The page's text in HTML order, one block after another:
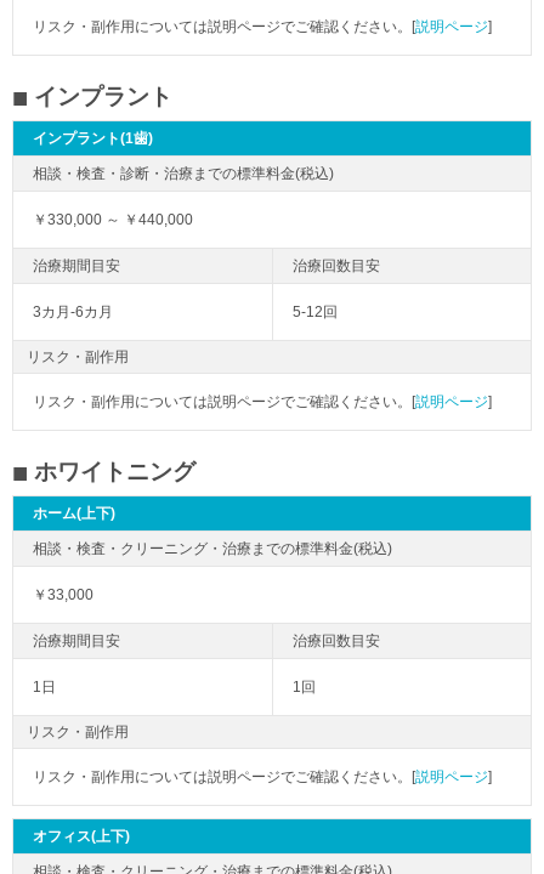
リスク・副作用については説明ページでご確認ください。[説明ページ]
インプラント
インプラント(1歯)
￥330,000 ～ ￥440,000
3カ月-6カ月 5-12回
リスク・副作用
リスク・副作用については説明ページでご確認ください。[説明ページ]
ホワイトニング
ホーム(上下)
￥33,000
1日 1回
リスク・副作用
リスク・副作用については説明ページでご確認ください。[説明ページ]
オフィス(上下)